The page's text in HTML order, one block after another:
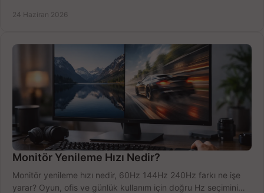
24 Haziran 2026
Monitör Yenileme Hızı Nedir?
Monitör yenileme hızı nedir, 60Hz 144Hz 240Hz farkı ne işe
yarar? Oyun, ofis ve günlük kullanım için doğru Hz seçimini